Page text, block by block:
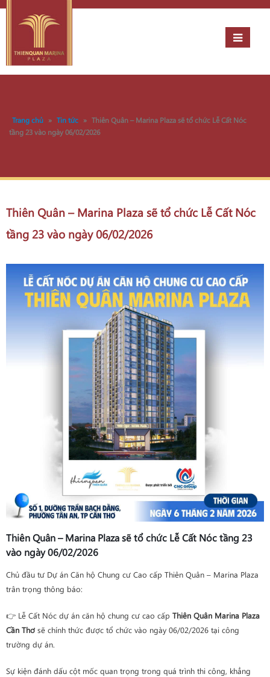
Trang chủ » Tin tức » Thiên Quân – Marina Plaza sẽ tổ chức Lễ Cất Nóc
tầng 23 vào ngày 06/02/2026
Thiên Quân – Marina Plaza sẽ tổ chức Lễ Cất Nóc
tầng 23 vào ngày 06/02/2026
Thiên Quân – Marina Plaza sẽ tổ chức Lễ Cất Nóc tầng 23
vào ngày 06/02/2026
Chủ đầu tư Dự án Căn hộ Chung cư Cao cấp Thiên Quân – Marina Plaza
trân trọng thông báo:
👉 Lễ Cất Nóc dự án căn hộ chung cư cao cấp Thiên Quân Marina Plaza
Cần Thơ sẽ chính thức được tổ chức vào ngày 06/02/2026 tại công
trường dự án.
Sự kiện đánh dấu cột mốc quan trọng trong quá trình thi công, khẳng